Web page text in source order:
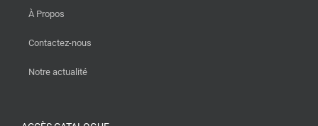
À Propos
Contactez-nous
Notre actualité